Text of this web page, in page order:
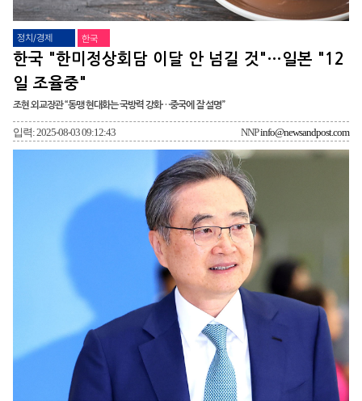
정치/경제 한국
한국 "한미정상회담 이달 안 넘길 것"…일본 "12
일 조율중"
조현 외교장관 “동맹 현대화는 국방력 강화…중국에 잘 설명”
입력: 2025-08-03 09:12:43 NNPinfo@newsandpost.com